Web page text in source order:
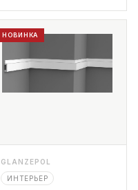
НОВИНКА
GLANZEPOL
ИНТЕРЬЕР